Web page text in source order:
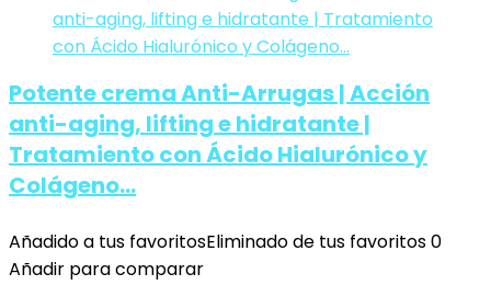
Potente crema Anti-Arrugas | Acción
anti-aging, lifting e hidratante |
Tratamiento con Ácido Hialurónico y
Colágeno…
Añadido a tus favoritosEliminado de tus favoritos0
Añadir para comparar